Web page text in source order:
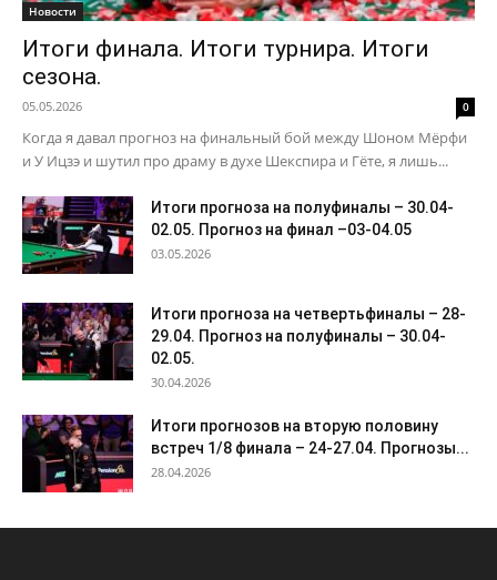
Новости
Итоги финала. Итоги турнира. Итоги
сезона.
05.05.2026 0
Когда я давал прогноз на финальный бой между Шоном Мёрфи
и У Ицзэ и шутил про драму в духе Шекспира и Гёте, я лишь...
Итоги прогноза на полуфиналы – 30.04-
02.05. Прогноз на финал –03-04.05
03.05.2026
Итоги прогноза на четвертьфиналы – 28-
29.04. Прогноз на полуфиналы – 30.04-
02.05.
30.04.2026
Итоги прогнозов на вторую половину
встреч 1/8 финала – 24-27.04. Прогнозы...
28.04.2026